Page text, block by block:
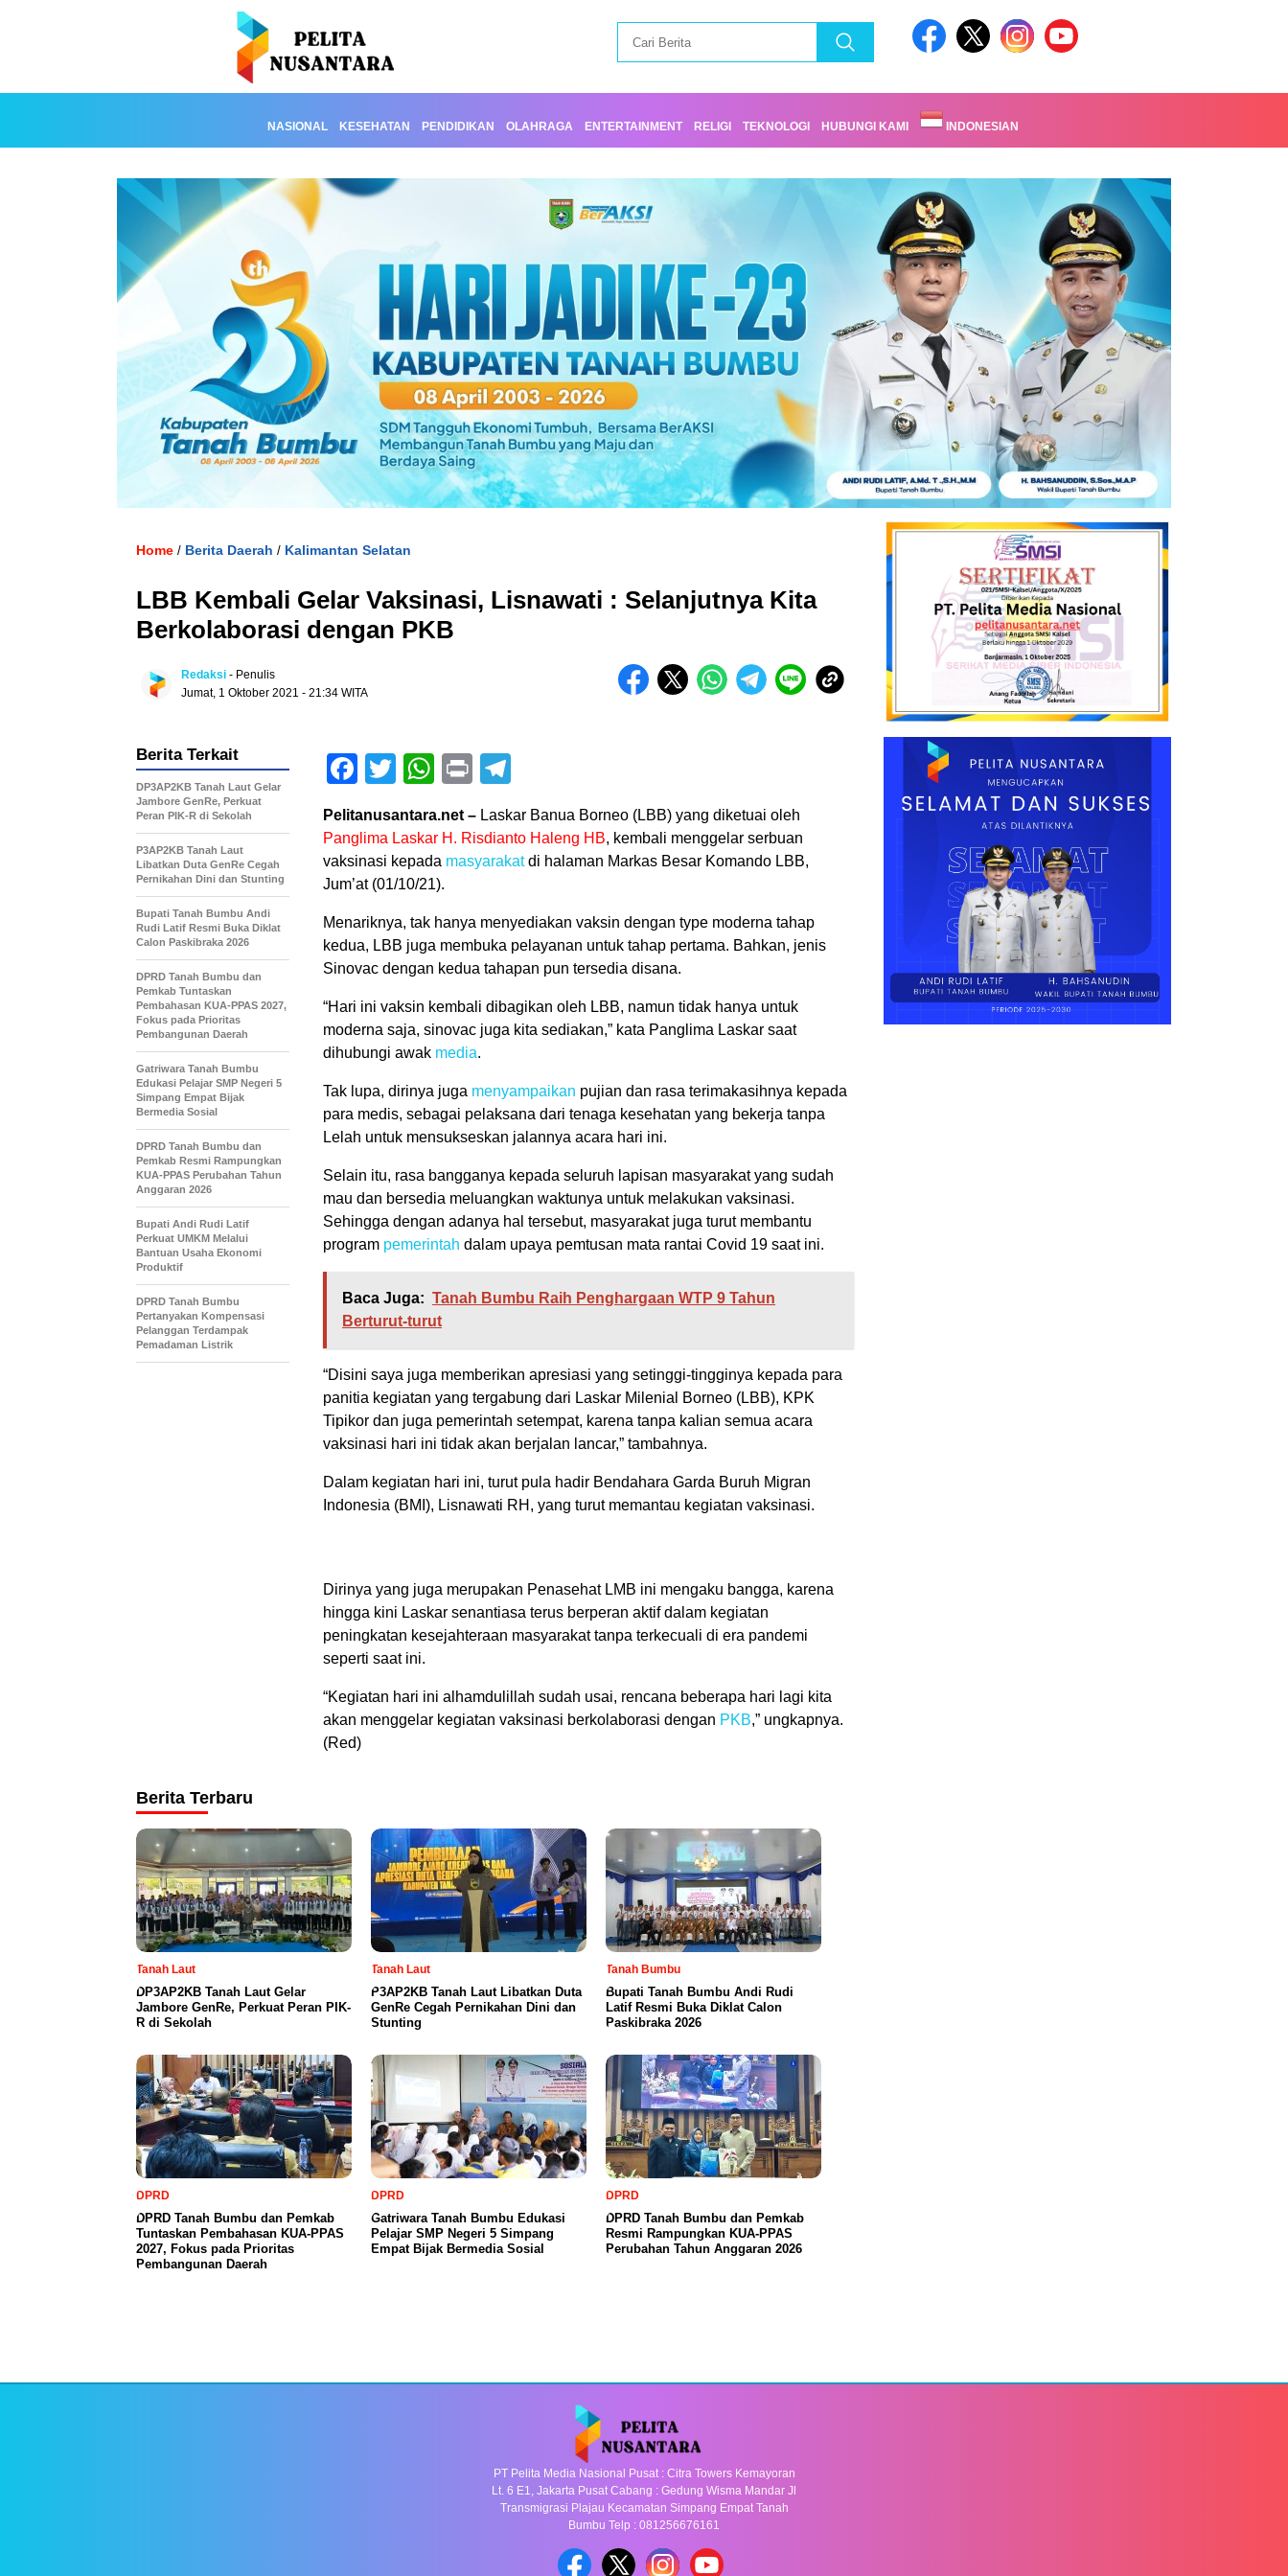
NASIONAL KESEHATAN PENDIDIKAN OLAHRAGA ENTERTAINMENT RELIGI TEKNOLOGI HUBUNGI KAMI INDONESIAN
Home / Berita Daerah / Kalimantan Selatan
LBB Kembali Gelar Vaksinasi, Lisnawati : Selanjutnya Kita
Berkolaborasi dengan PKB
Redaksi - Penulis
Jumat, 1 Oktober 2021 - 21:34 WITA
Facebook
TwitterWhatsApp
Print
Pelitanusantara.net – Laskar Banua Borneo (LBB) yang diketuai oleh
Panglima Laskar H. Risdianto Haleng HB, kembali menggelar serbuan
vaksinasi kepada masyarakatdi halaman Markas Besar Komando LBB,
Jum’at (01/10/21).
Menariknya, tak hanya menyediakan vaksin dengan type moderna tahap
kedua, LBB juga membuka pelayanan untuk tahap pertama. Bahkan, jenis
Sinovac dengan kedua tahapan pun tersedia disana.
“Hari ini vaksin kembali dibagikan oleh LBB, namun tidak hanya untuk
moderna saja, sinovac juga kita sediakan,” kata Panglima Laskar saat
dihubungi awak media.
Tak lupa, dirinya juga menyampaikan pujian dan rasa terimakasihnya kepada
para medis, sebagai pelaksana dari tenaga kesehatan yang bekerja tanpa
Lelah untuk mensukseskan jalannya acara hari ini.
Selain itu, rasa bangganya kepada seluruh lapisan masyarakat yang sudah
mau dan bersedia meluangkan waktunya untuk melakukan vaksinasi.
Sehingga dengan adanya hal tersebut, masyarakat juga turut membantu
program pemerintah dalam upaya pemtusan mata rantai Covid 19 saat ini.
Baca Juga: Tanah Bumbu Raih Penghargaan WTP 9 Tahun
Berturut-turut
“Disini saya juga memberikan apresiasi yang setinggi-tingginya kepada para
panitia kegiatan yang tergabung dari Laskar Milenial Borneo (LBB), KPK
Tipikor dan juga pemerintah setempat, karena tanpa kalian semua acara
vaksinasi hari ini tidak akan berjalan lancar,” tambahnya.
Dalam kegiatan hari ini, turut pula hadir Bendahara Garda Buruh Migran
Indonesia (BMI), Lisnawati RH, yang turut memantau kegiatan vaksinasi.
Dirinya yang juga merupakan Penasehat LMB ini mengaku bangga, karena
hingga kini Laskar senantiasa terus berperan aktif dalam kegiatan
peningkatan kesejahteraan masyarakat tanpa terkecuali di era pandemi
seperti saat ini.
“Kegiatan hari ini alhamdulillah sudah usai, rencana beberapa hari lagi kita
akan menggelar kegiatan vaksinasi berkolaborasi dengan PKB,” ungkapnya.
(Red)
Berita Terkait
DP3AP2KB Tanah Laut Gelar
Jambore GenRe, Perkuat
Peran PIK-R di Sekolah
P3AP2KB Tanah Laut
Libatkan Duta GenRe Cegah
Pernikahan Dini dan Stunting
Bupati Tanah Bumbu Andi
Rudi Latif Resmi Buka Diklat
Calon Paskibraka 2026
DPRD Tanah Bumbu dan
Pemkab Tuntaskan
Pembahasan KUA-PPAS 2027,
Fokus pada Prioritas
Pembangunan Daerah
Gatriwara Tanah Bumbu
Edukasi Pelajar SMP Negeri 5
Simpang Empat Bijak
Bermedia Sosial
DPRD Tanah Bumbu dan
Pemkab Resmi Rampungkan
KUA-PPAS Perubahan Tahun
Anggaran 2026
Bupati Andi Rudi Latif
Perkuat UMKM Melalui
Bantuan Usaha Ekonomi
Produktif
DPRD Tanah Bumbu
Pertanyakan Kompensasi
Pelanggan Terdampak
Pemadaman Listrik
Berita Terbaru
Tanah Laut
DP3AP2KB Tanah Laut Gelar
Jambore GenRe, Perkuat Peran PIK-
R di Sekolah
Tanah Laut
P3AP2KB Tanah Laut Libatkan Duta
GenRe Cegah Pernikahan Dini dan
Stunting
Tanah Bumbu
Bupati Tanah Bumbu Andi Rudi
Latif Resmi Buka Diklat Calon
Paskibraka 2026
DPRD
DPRD Tanah Bumbu dan Pemkab
Tuntaskan Pembahasan KUA-PPAS
2027, Fokus pada Prioritas
Pembangunan Daerah
DPRD
Gatriwara Tanah Bumbu Edukasi
Pelajar SMP Negeri 5 Simpang
Empat Bijak Bermedia Sosial
DPRD
DPRD Tanah Bumbu dan Pemkab
Resmi Rampungkan KUA-PPAS
Perubahan Tahun Anggaran 2026
PT Pelita Media Nasional Pusat : Citra Towers Kemayoran
Lt. 6 E1, Jakarta Pusat Cabang : Gedung Wisma Mandar Jl
Transmigrasi Plajau Kecamatan Simpang Empat Tanah
Bumbu Telp : 081256676161